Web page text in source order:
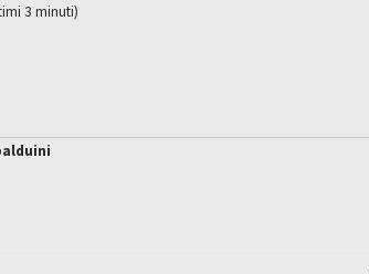
3 minuti)